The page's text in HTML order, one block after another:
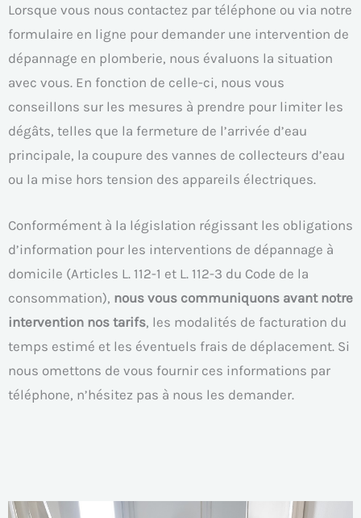
Lorsque vous nous contactez par téléphone ou via notre
formulaire en ligne pour demander une intervention de
dépannage en plomberie, nous évaluons la situation
avec vous. En fonction de celle-ci, nous vous
conseillons sur les mesures à prendre pour limiter les
dégâts, telles que la fermeture de l’arrivée d’eau
principale, la coupure des vannes de collecteurs d’eau
ou la mise hors tension des appareils électriques.
Conformément à la législation régissant les obligations
d’information pour les interventions de dépannage à
domicile (Articles L. 112-1 et L. 112-3 du Code de la
consommation), nous vous communiquons avant notre
intervention nos tarifs, les modalités de facturation du
temps estimé et les éventuels frais de déplacement. Si
nous omettons de vous fournir ces informations par
téléphone, n’hésitez pas à nous les demander.